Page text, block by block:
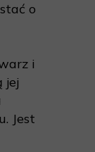
o
i
jej
Jest